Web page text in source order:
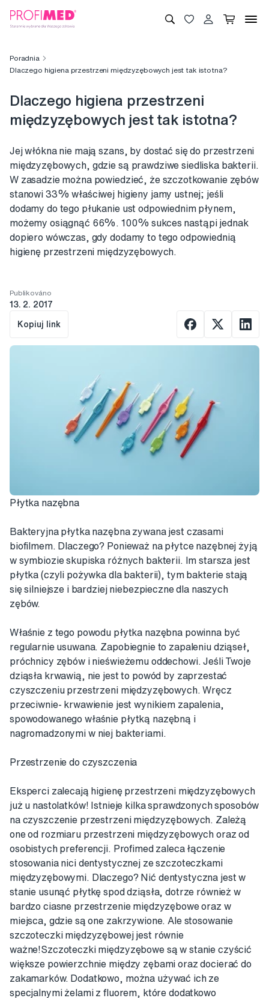
Poradnia
Dlaczego higiena przestrzeni międzyzębowych jest tak istotna?
Dlaczego higiena przestrzeni
międzyzębowych jest tak istotna?
Jej włókna nie mają szans, by dostać się do przestrzeni
międzyzębowych, gdzie są prawdziwe siedliska bakterii.
W zasadzie można powiedzieć, że szczotkowanie zębów
stanowi 33% właściwej higieny jamy ustnej; jeśli
dodamy do tego płukanie ust odpowiednim płynem,
możemy osiągnąć 66%. 100% sukces nastąpi jednak
dopiero wówczas, gdy dodamy to tego odpowiednią
higienę przestrzeni międzyzębowych.
Publikováno
13. 2. 2017
Kopiuj link
Płytka nazębna
Bakteryjna płytka nazębna zywana jest czasami
biofilmem. Dlaczego? Ponieważ na płytce nazębnej żyją
w symbiozie skupiska różnych bakterii. Im starsza jest
płytka (czyli pożywka dla bakterii), tym bakterie stają
się silniejsze i bardziej niebezpieczne dla naszych
zębów.
Właśnie z tego powodu płytka nazębna powinna być
regularnie usuwana. Zapobiegnie to zapaleniu dziąseł,
próchnicy zębów i nieświeżemu oddechowi. Jeśli Twoje
dziąsła krwawią, nie jest to powód by zaprzestać
czyszczeniu przestrzeni międzyzębowych. Wręcz
przeciwnie- krwawienie jest wynikiem zapalenia,
spowodowanego właśnie płytką nazębną i
nagromadzonymi w niej bakteriami.
Przestrzenie do czyszczenia
Eksperci zalecają higienę przestrzeni międzyzębowych
już u nastolatków! Istnieje kilka sprawdzonych sposobów
na czyszczenie przestrzeni międzyzębowych. Zależą
one od rozmiaru przestrzeni międzyzębowych oraz od
osobistych preferencji. Profimed zaleca łączenie
stosowania nici dentystycznej ze szczoteczkami
międzyzębowymi. Dlaczego? Nić dentystyczna jest w
stanie usunąć płytkę spod dziąsła, dotrze również w
bardzo ciasne przestrzenie międzyzębowe oraz w
miejsca, gdzie są one zakrzywione. Ale stosowanie
szczoteczki międzyzębowej jest równie
ważne!Szczoteczki międzyzębowe są w stanie czyścić
większe powierzchnie między zębami oraz docierać do
zakamarków. Dodatkowo, można używać ich ze
specjalnymi żelami z fluorem, które dodatkowo